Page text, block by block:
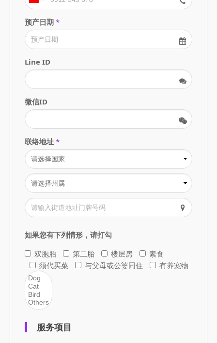
预产日期 *
Line ID
微信ID
联络地址 *
如果您有下列情形，请打勾
双胞胎
第二胎 楼层房
素食
须代买菜
与父母或公婆同住 有养宠物
服务项目